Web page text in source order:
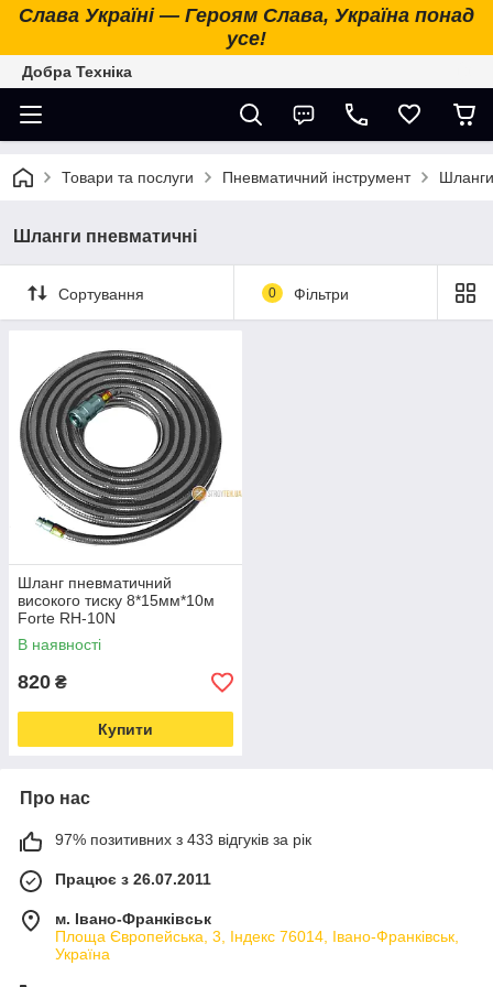
Слава Україні — Героям Слава, Україна понад
усе!
Добра Техніка
Товари та послуги Пневматичний інструмент
Шланги пневматичні
Сортування 0 Фільтри
Шланг пневматичний
високого тиску 8*15мм*10м
Forte RH-10N
В наявності
820 ₴
Купити
Про нас
97% позитивних з 433 відгуків за рік
Працює з 26.07.2011
м. Івано-Франківськ
Площа Європейська, 3, Індекс 76014, Івано-Франківськ,
Україна